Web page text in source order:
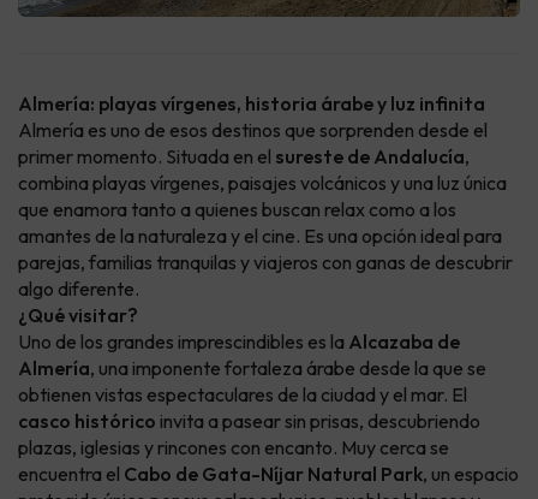
Almería: playas vírgenes, historia árabe y luz infinita
Almería es uno de esos destinos que sorprenden desde el
primer momento. Situada en el sureste de Andalucía,
combina playas vírgenes, paisajes volcánicos y una luz única
que enamora tanto a quienes buscan relax como a los
amantes de la naturaleza y el cine. Es una opción ideal para
parejas, familias tranquilas y viajeros con ganas de descubrir
algo diferente.
¿Qué visitar?
Uno de los grandes imprescindibles es la Alcazaba de
Almería, una imponente fortaleza árabe desde la que se
obtienen vistas espectaculares de la ciudad y el mar. El
casco histórico invita a pasear sin prisas, descubriendo
plazas, iglesias y rincones con encanto. Muy cerca se
encuentra el Cabo de Gata-Níjar Natural Park, un espacio